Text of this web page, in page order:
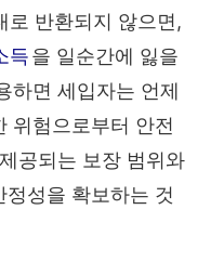
로 반환되지 않으면,
득을 일순간에 잃을
하면 세입자는 언제
위험으로부터 안전
공되는 보장 범위와
성을 확보하는 것